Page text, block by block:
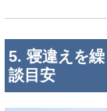
5. 寝違えを
談目安